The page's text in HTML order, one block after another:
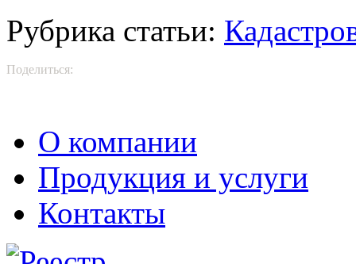
Рубрика статьи:
Поделиться:
О компании
Продукция и услуги
Контакты